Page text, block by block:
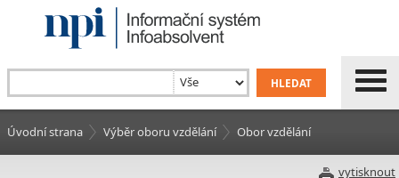
Úvodní strana Výběr oboru vzdělání Obor vzdělání
vytisknout